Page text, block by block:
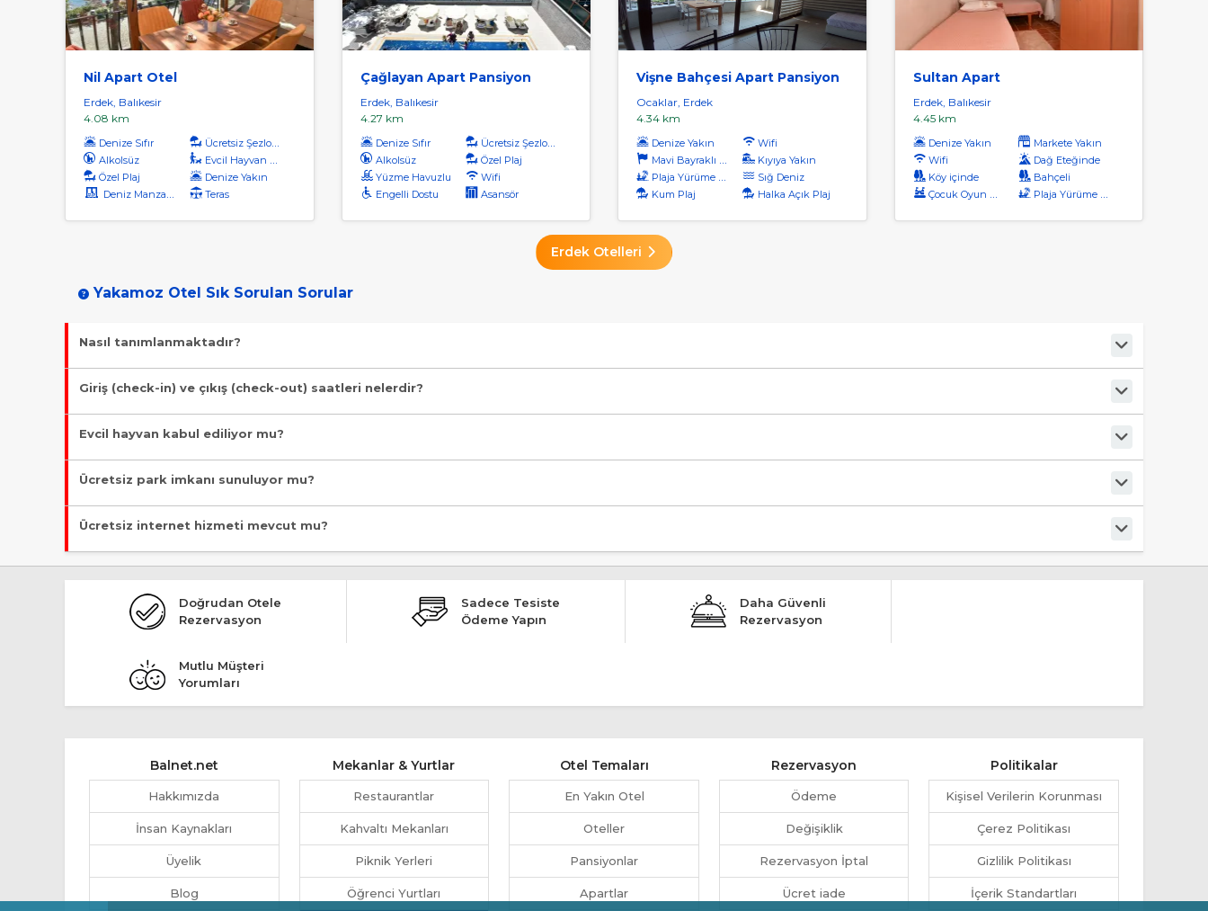
Nil Apart Otel
Erdek, Balıkesir
4.08 km
Denize Sıfır
Ücretsiz Şezlong
Alkolsüz
Evcil Hayvan Kabul
Özel Plaj
Denize Yakın
Deniz Manzaralı
Teras
Çağlayan Apart Pansiyon
Erdek, Balıkesir
4.27 km
Denize Sıfır
Ücretsiz Şezlong
Alkolsüz
Özel Plaj
Yüzme Havuzlu
Wifi
Engelli Dostu
Asansör
Vişne Bahçesi Apart Pansiyon
Ocaklar, Erdek
4.34 km
Denize Yakın
Wifi
Mavi Bayraklı Plaj
Kıyıya Yakın
Plaja Yürüme Mesafesi
Sığ Deniz
Kum Plaj
Halka Açık Plaj
Sultan Apart
Erdek, Balıkesir
4.45 km
Denize Yakın
Markete Yakın
Wifi
Dağ Eteğinde
Köy içinde
Bahçeli
Çocuk Oyun Alanı
Plaja Yürüme Mesafesi
Erdek Otelleri
Yakamoz Otel Sık Sorulan Sorular
Nasıl tanımlanmaktadır?
Tesis Otel statüsündedir. Öne çıkan özellikleri "Özel Plaj, Yüzme Havuzlu, Klimalı, Wifi, Restoran (alakart)" şeklindedir.
Giriş (check-in) ve çıkış (check-out) saatleri nelerdir?
Giriş en erken 13:00, çıkış en geç 12:00 saatindedir.
Evcil hayvan kabul ediliyor mu?
Malesef, evcil hayvan kabul edilmiyor!
Ücretsiz park imkanı sunuluyor mu?
Evet, ücretsiz park imkanı mevcut.
Ücretsiz internet hizmeti mevcut mu?
Evet, ücretsiz internet hizmeti sunuluyor.
Doğrudan Otele
Rezervasyon
Sadece Tesiste
Ödeme Yapın
Daha Güvenli
Rezervasyon
Mutlu Müşteri
Yorumları
Balnet.net
Hakkımızda
İnsan Kaynakları
Üyelik
Blog
Mekanlar & Yurtlar
Restaurantlar
Kahvaltı Mekanları
Piknik Yerleri
Öğrenci Yurtları
Otel Temaları
En Yakın Otel
Oteller
Pansiyonlar
Apartlar
Rezervasyon
Ödeme
Değişiklik
Rezervasyon İptal
Ücret iade
Politikalar
Kişisel Verilerin Korunması
Çerez Politikası
Gizlilik Politikası
İçerik Standartları